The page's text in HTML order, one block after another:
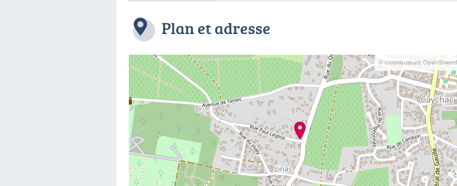
Plan et adresse
© contributeurs